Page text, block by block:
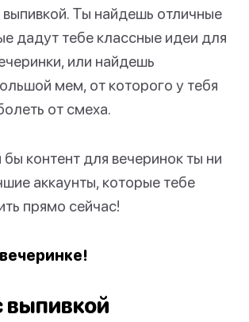
выпивкой. Ты найдешь отличные
дадут тебе классные идеи для
или найдешь
мем, от которого у тебя
от смеха.
бы контент для вечеринок ты ни
аккаунты, которые тебе
прямо сейчас!
выпивкой